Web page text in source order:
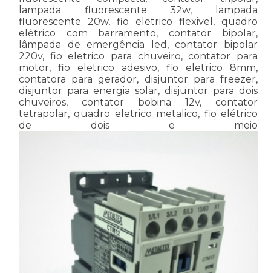
lampada fluorescente 32w, lampada
fluorescente 20w, fio eletrico flexivel, quadro
elétrico com barramento, contator bipolar,
lâmpada de emergência led, contator bipolar
220v, fio eletrico para chuveiro, contator para
motor, fio eletrico adesivo, fio eletrico 8mm,
contatora para gerador, disjuntor para freezer,
disjuntor para energia solar, disjuntor para dois
chuveiros, contator bobina 12v, contator
tetrapolar, quadro eletrico metalico, fio elétrico
de dois e meio